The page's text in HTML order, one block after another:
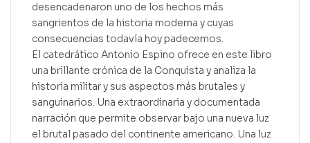
desencadenaron uno de los hechos más
sangrientos de la historia moderna y cuyas
consecuencias todavía hoy padecemos.
El catedrático Antonio Espino ofrece en este libro
una brillante crónica de la Conquista y analiza la
historia militar y sus aspectos más brutales y
sanguinarios. Una extraordinaria y documentada
narración que permite observar bajo una nueva luz
el brutal pasado del continente americano. Una luz